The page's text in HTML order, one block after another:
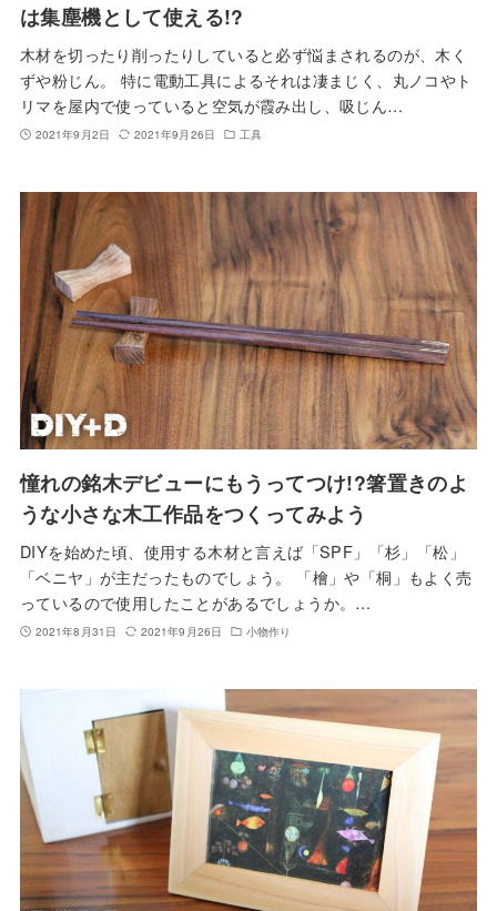
は集塵機として使える!?
木材を切ったり削ったりしていると必ず悩まされるのが、木く
ずや粉じん。 特に電動工具によるそれは凄まじく、丸ノコやト
リマを屋内で使っていると空気が霞み出し、吸じん…
2021年9月2日 2021年9月26日 工具
憧れの銘木デビューにもうってつけ!?箸置きのよ
うな小さな木工作品をつくってみよう
DIYを始めた頃、使用する木材と言えば「SPF」「杉」「松」
「ベニヤ」が主だったものでしょう。 「檜」や「桐」もよく売
っているので使用したことがあるでしょうか。…
2021年8月31日 2021年9月26日 小物作り